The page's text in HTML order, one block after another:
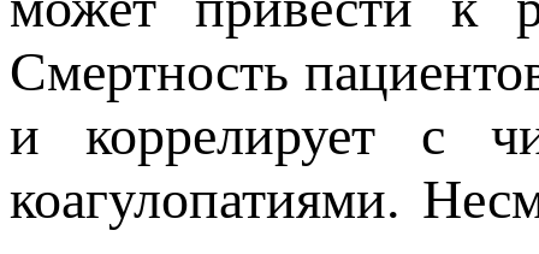
Смертность
и коррелирует с
коагулопатиями.